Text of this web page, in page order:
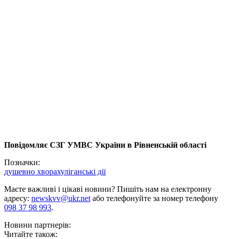
Повідомляє СЗГ УМВС України в Рівненській області
Позначки:
душевно хворахуліганські дії
Маєте важливі і цікаві новини? Пишіть нам на електронну
адресу: newskvv@ukr.netабо телефонуйте за номер телефону
098 37 98 993.
Новини партнерів:
Читайте також: